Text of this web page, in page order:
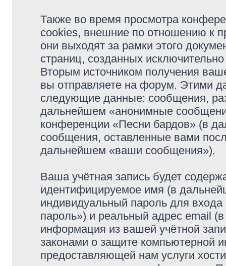
Также во время просмотра
cookies, внешние по отношению к
они выходят за рамки этого
страниц, созданных
Вторым источником получения
вы отправляете на форум. Этими
следующие данные: сообщения,
дальнейшем «анонимные
конференции «Песни бардов» (в
сообщения, оставленные вами
дальнейшем «ваши сообщения»).
Ваша учётная запись будет
идентифицируемое имя (в
индивидуальный пароль для
пароль») и реальный адрес email
информация из вашей учётной
законами о защите компьютерной
предоставляющей нам услуги